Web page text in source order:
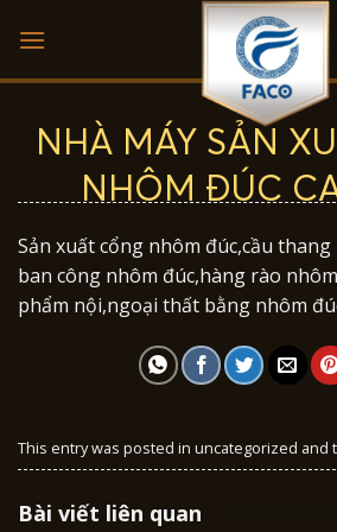
content
NHÀ MÁY SẢN
NHÔM ĐÚC
Sản xuất cổng nhôm đúc,cầu
ban công nhôm đúc,hàng rào
phẩm nội,ngoại thất bằng nhôm
This entry was posted in uncategorized and
Bài viết liên quan